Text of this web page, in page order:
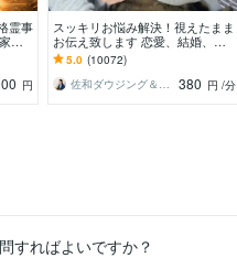
霊事
円
スッキリお悩み解決！視えたまま
お伝え致します 恋愛、結婚、人
間関係、仕事、人生、ペットの気
持ち等◎祈願付き
5.0 (10072)
佐和ダウジング＆スピリットメンター
380 円 /分
すればよいですか？